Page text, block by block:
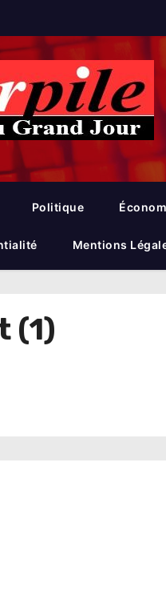
Politique
Mentions
(1)